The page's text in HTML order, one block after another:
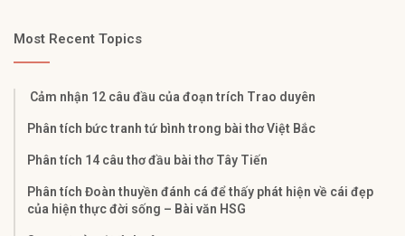
Most Recent Topics
Cảm nhận 12 câu đầu của đoạn trích Trao duyên
Phân tích bức tranh tứ bình trong bài thơ Việt Bắc
Phân tích 14 câu thơ đầu bài thơ Tây Tiến
Phân tích Đoàn thuyền đánh cá để thấy phát hiện về cái đẹp
của hiện thực đời sống – Bài văn HSG